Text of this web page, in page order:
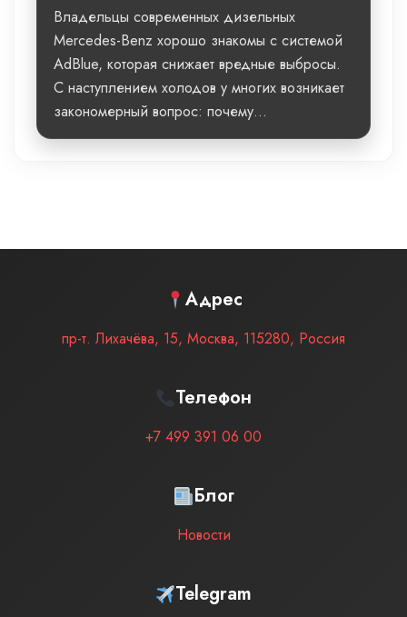
Владельцы современных дизельных
Mercedes-Benz хорошо знакомы с системой
AdBlue, которая снижает вредные выбросы.
С наступлением холодов у многих возникает
закономерный вопрос: почему...
Адрес
пр-т. Лихачёва, 15, Москва, 115280, Россия
Телефон
+7 499 391 06 00
Блог
Новости
Telegram